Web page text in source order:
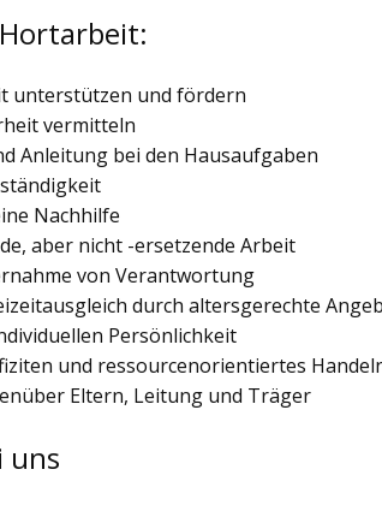
unterstützen und fördern
vermitteln
Anleitung bei den Hausaufgaben
Nachhilfe
aber nicht -ersetzende Arbeit
von Verantwortung
durch altersgerechte
Persönlichkeit
und ressourcenorientiertes
Eltern, Leitung und Träger
uns